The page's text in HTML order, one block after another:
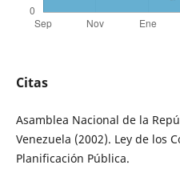
Citas
Asamblea Nacional de la
Venezuela (2002). Ley de los
Planificación Pública.